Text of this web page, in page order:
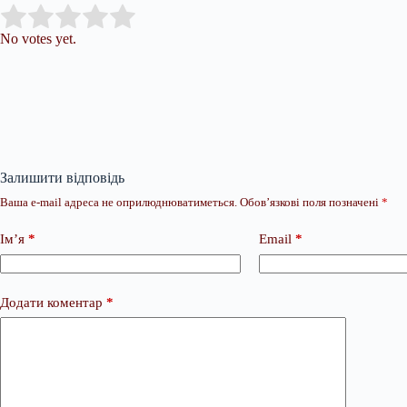
Rate this item:
No votes yet.
Залишити відповідь
Ваша e-mail адреса не оприлюднюватиметься. Обов’язкові поля позначені *
Ім’я * Email *
Додати коментар *